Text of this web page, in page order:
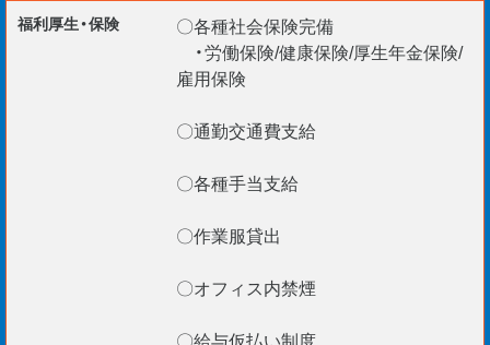
福利厚生・保険
〇各種社会保険完備
・労働保険/健康保険/厚生年金保険/
雇用保険
〇通勤交通費支給
〇各種手当支給
〇作業服貸出
〇オフィス内禁煙
〇給与仮払い制度